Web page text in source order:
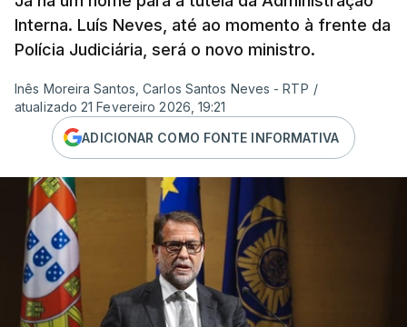
Interna. Luís Neves, até ao momento à frente da
Polícia Judiciária, será o novo ministro.
Inês Moreira Santos, Carlos Santos Neves - RTP /
atualizado 21 Fevereiro 2026, 19:21
ADICIONAR COMO FONTE INFORMATIVA